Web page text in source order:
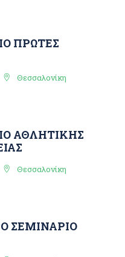
ΠΡΩΤΕΣ
Θεσσαλονίκη
ΑΘΛΗΤΙΚΗΣ
Θεσσαλονίκη
ΣΕΜΙΝΑΡΙΟ